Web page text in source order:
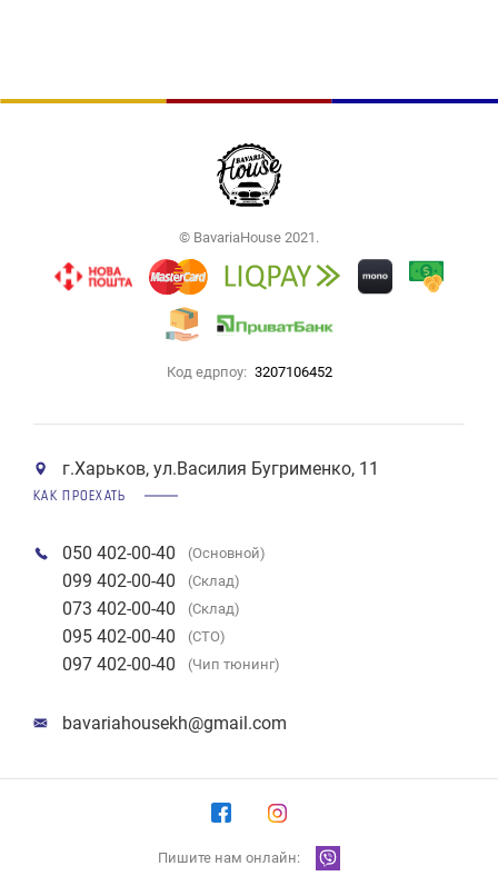
© BavariaHouse 2021.
Код едрпоу: 3207106452
г.Харьков, ул.Василия Бугрименко, 11
КАК ПРОЕХАТЬ
050 402-00-40 (Основной)
099 402-00-40 (Склад)
073 402-00-40 (Склад)
095 402-00-40 (СТО)
097 402-00-40 (Чип тюнинг)
bavariahousekh@gmail.com
Пишите нам онлайн: